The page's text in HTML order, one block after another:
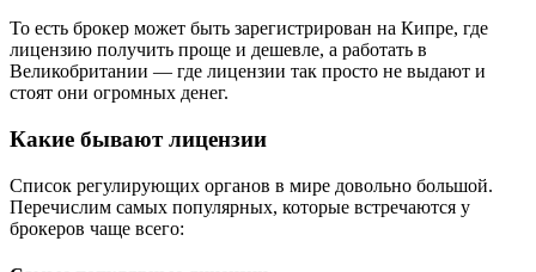
То есть брокер может быть зарегистрирован на Кипре, где
лицензию получить проще и дешевле, а работать в
Великобритании — где лицензии так просто не выдают и
стоят они огромных денег.
Какие бывают лицензии
Список регулирующих органов в мире довольно большой.
Перечислим самых популярных, которые встречаются у
брокеров чаще всего: